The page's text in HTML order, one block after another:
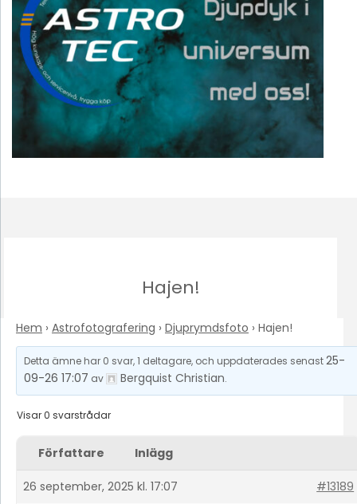
Hajen!
Hem › Astrofotografering › Djuprymdsfoto › Hajen!
Detta ämne har 0 svar, 1 deltagare, och uppdaterades senast25-
09-26 17:07 av Bergquist Christian.
Visar 0 svarstrådar
Författare Inlägg
26 september, 2025 kl. 17:07 #13189